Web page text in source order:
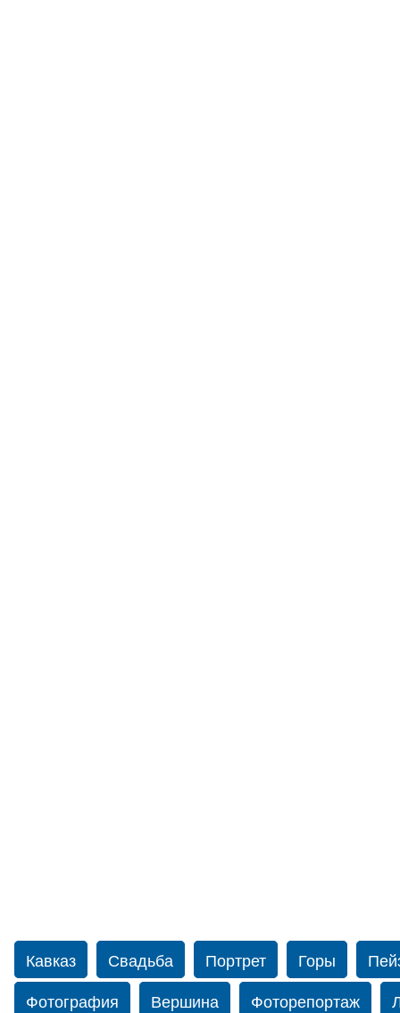
Кавказ Свадьба Портрет Горы
Фотография
Вершина Фоторепортаж